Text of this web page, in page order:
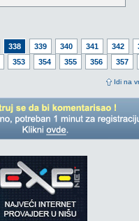
338 339 340 341 342
353 354 355 356
357
Idi na